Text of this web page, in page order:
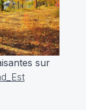
sur